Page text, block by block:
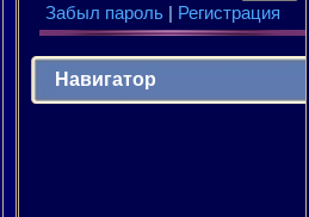
Забыл пароль| Регистрация
Навигатор